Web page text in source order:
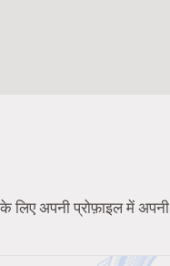
लिए अपनी प्रोफ़ाइल में अपनी